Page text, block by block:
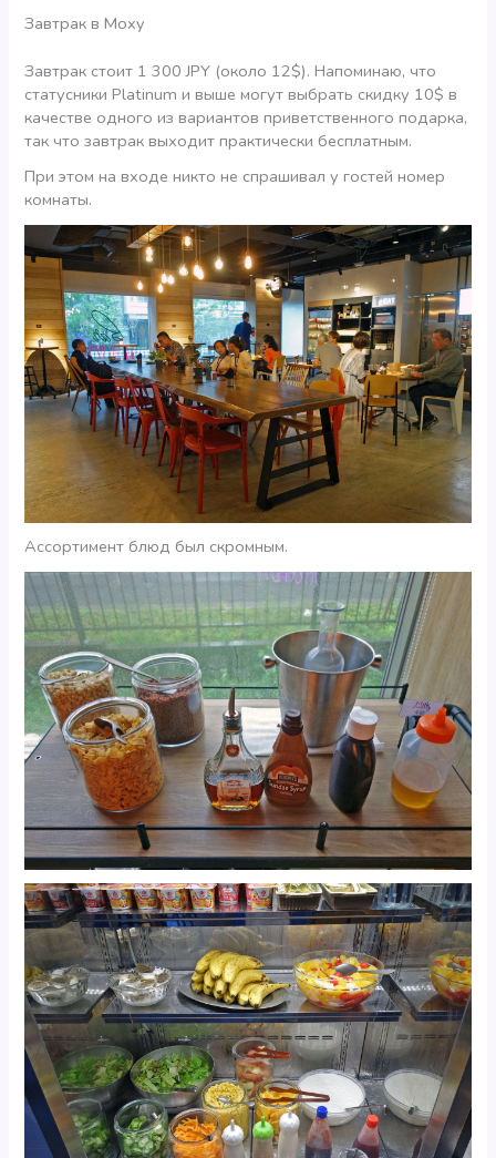
Завтрак в Moxy
Завтрак стоит 1 300 JPY (около 12$). Напоминаю, что
статусники Platinum и выше могут выбрать скидку 10$ в
качестве одного из вариантов приветственного подарка,
так что завтрак выходит практически бесплатным.
При этом на входе никто не спрашивал у гостей номер
комнаты.
Ассортимент блюд был скромным.